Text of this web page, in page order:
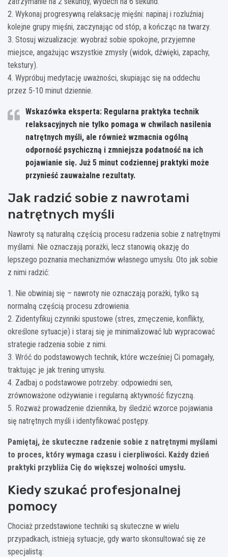
2. Wykonaj progresywną relaksację mięśni: napinaj i rozluźniaj
kolejne grupy mięśni, zaczynając od stóp, a kończąc na twarzy.
3. Stosuj wizualizacje: wyobraź sobie spokojne, przyjemne
miejsce, angażując wszystkie zmysły (widok, dźwięki, zapachy,
tekstury).
4. Wypróbuj medytację uważności, skupiając się na oddechu
przez 5-10 minut dziennie.
Wskazówka eksperta: Regularna praktyka technik
relaksacyjnych nie tylko pomaga w chwilach nasilenia
natrętnych myśli, ale również wzmacnia ogólną
odporność psychiczną i zmniejsza podatność na ich
pojawianie się. Już 5 minut codziennej praktyki może
przynieść zauważalne rezultaty.
Jak radzić sobie z nawrotami
natrętnych myśli
Nawroty są naturalną częścią procesu radzenia sobie z natrętnymi
myślami. Nie oznaczają porażki, lecz stanowią okazję do
lepszego poznania mechanizmów własnego umysłu. Oto jak sobie
z nimi radzić:
1. Nie obwiniaj się – nawroty nie oznaczają porażki, tylko są
normalną częścią procesu zdrowienia.
2. Zidentyfikuj czynniki spustowe (stres, zmęczenie, konflikty,
określone sytuacje) i staraj się je minimalizować lub wypracować
strategie radzenia sobie z nimi.
3. Wróć do podstawowych technik, które wcześniej Ci pomagały,
traktując je jak trening umysłu.
4. Zadbaj o podstawowe potrzeby: odpowiedni sen,
zrównoważone odżywianie i regularną aktywność fizyczną.
5. Rozważ prowadzenie dziennika, by śledzić wzorce pojawiania
się natrętnych myśli i identyfikować postępy.
Pamiętaj, że skuteczne radzenie sobie z natrętnymi myślami
to proces, który wymaga czasu i cierpliwości. Każdy dzień
praktyki przybliża Cię do większej wolności umysłu.
Kiedy szukać profesjonalnej
pomocy
Chociaż przedstawione techniki są skuteczne w wielu
przypadkach, istnieją sytuacje, gdy warto skonsultować się ze
specjalistą: